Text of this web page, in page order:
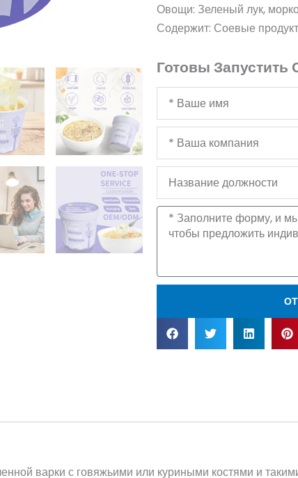
Овощи: Зеленый лук,
Содержит: Соевые
Готовы Запустить
Ваше
Ваша
Название
Сообщение
варки с говяжьими или куриными костями и